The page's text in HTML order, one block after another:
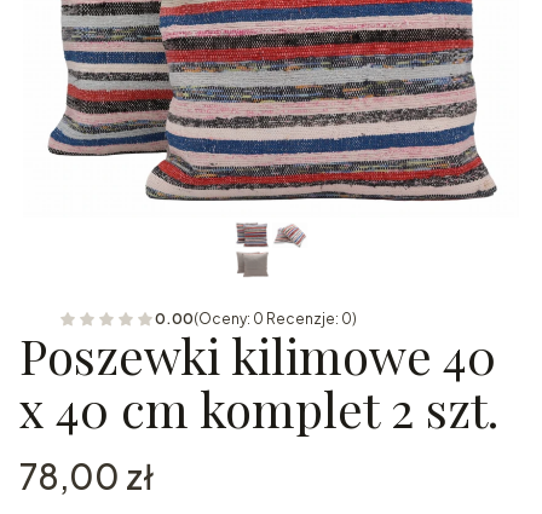
0.00(Oceny: 0 Recenzje: 0)
Poszewki kilimowe 40
x 40 cm komplet 2 szt.
Cena
78,00 zł